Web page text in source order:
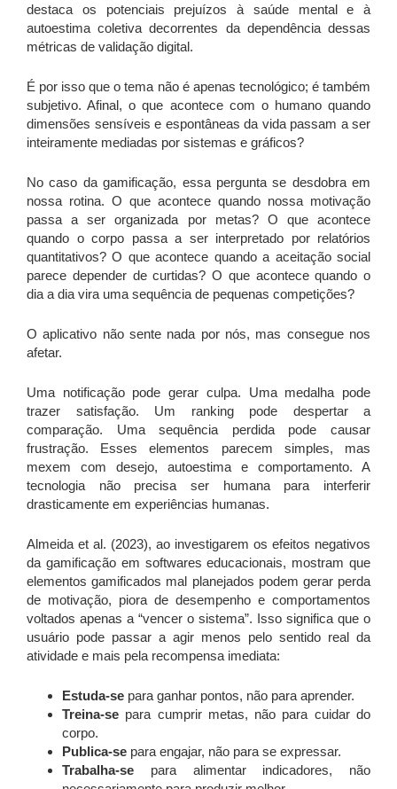
destaca os potenciais prejuízos à saúde mental e à
autoestima coletiva decorrentes da dependência dessas
métricas de validação digital.
É por isso que o tema não é apenas tecnológico; é também
subjetivo. Afinal, o que acontece com o humano quando
dimensões sensíveis e espontâneas da vida passam a ser
inteiramente mediadas por sistemas e gráficos?
No caso da gamificação, essa pergunta se desdobra em
nossa rotina. O que acontece quando nossa motivação
passa a ser organizada por metas? O que acontece
quando o corpo passa a ser interpretado por relatórios
quantitativos? O que acontece quando a aceitação social
parece depender de curtidas? O que acontece quando o
dia a dia vira uma sequência de pequenas competições?
O aplicativo não sente nada por nós, mas consegue nos
afetar.
Uma notificação pode gerar culpa. Uma medalha pode
trazer satisfação. Um ranking pode despertar a
comparação. Uma sequência perdida pode causar
frustração. Esses elementos parecem simples, mas
mexem com desejo, autoestima e comportamento. A
tecnologia não precisa ser humana para interferir
drasticamente em experiências humanas.
Almeida et al. (2023), ao investigarem os efeitos negativos
da gamificação em softwares educacionais, mostram que
elementos gamificados mal planejados podem gerar perda
de motivação, piora de desempenho e comportamentos
voltados apenas a “vencer o sistema”. Isso significa que o
usuário pode passar a agir menos pelo sentido real da
atividade e mais pela recompensa imediata:
Estuda-se para ganhar pontos, não para aprender.
Treina-se para cumprir metas, não para cuidar do
corpo.
Publica-se para engajar, não para se expressar.
Trabalha-se para alimentar indicadores, não